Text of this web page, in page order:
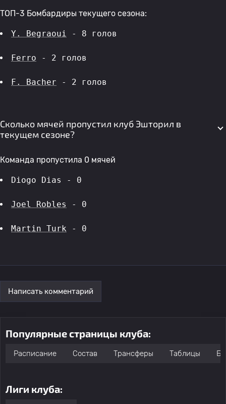
ТОП-3 Бомбардиры текущего сезона:
Y. Begraoui - 8 голов
Ferro - 2 голов
F. Bacher - 2 голов
Сколько мячей пропустил клуб Эшторил в
текущем сезоне?
Команда пропустила 0 мячей
Diogo Dias - 0
Joel Robles - 0
Martin Turk - 0
Написать комментарий
Популярные страницы клуба:
Расписание Состав Трансферы Таблицы
Лиги клуба: